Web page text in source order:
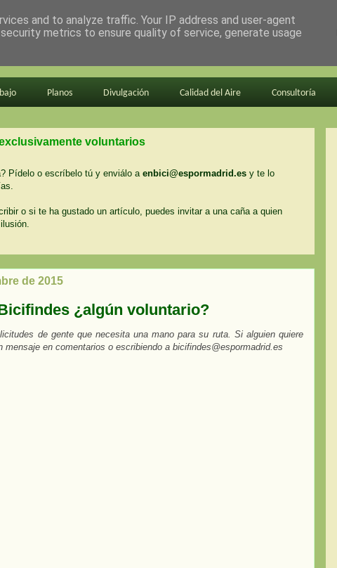
Planos Divulgación Calidad del Aire Consultoría
voluntarios
Pídelo o escríbelo tú y enviálo a enbici@espormadrid.es y te lo
o si te ha gustado un artículo, puedes invitar a una caña a quien
de 2015
¿algún voluntario?
de gente que necesita una mano para su ruta. Si alguien quiere
mensaje en comentarios o escribiendo a bicifindes@espormadrid.es
and to analyze traffic. Your IP address and user-agent
metrics to ensure quality of service, generate usage